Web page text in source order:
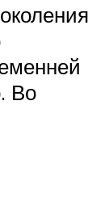
Во